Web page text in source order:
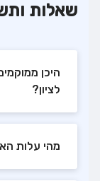
שאלות
היכן
לציון?
מהי עלות